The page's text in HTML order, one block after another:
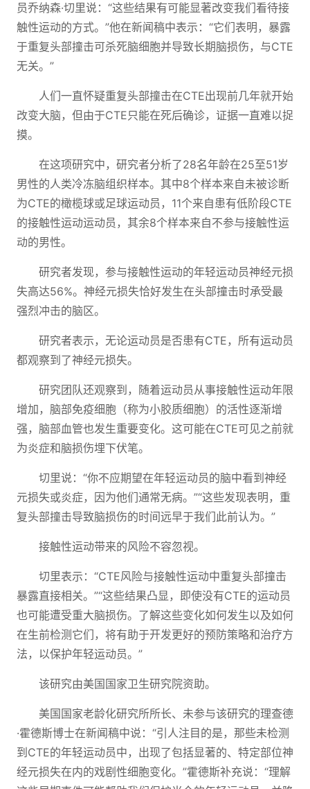
员乔纳森·切里说：“这些结果有可能显著改变我们看待接
触性运动的方式。”他在新闻稿中表示：“它们表明，暴露
于重复头部撞击可杀死脑细胞并导致长期脑损伤，与CTE
无关。”
人们一直怀疑重复头部撞击在CTE出现前几年就开始
改变大脑，但由于CTE只能在死后确诊，证据一直难以捉
摸。
在这项研究中，研究者分析了28名年龄在25至51岁
男性的人类冷冻脑组织样本。其中8个样本来自未被诊断
为CTE的橄榄球或足球运动员，11个来自患有低阶段CTE
的接触性运动运动员，其余8个样本来自不参与接触性运
动的男性。
研究者发现，参与接触性运动的年轻运动员神经元损
失高达56%。神经元损失恰好发生在头部撞击时承受最
强烈冲击的脑区。
研究者表示，无论运动员是否患有CTE，所有运动员
都观察到了神经元损失。
研究团队还观察到，随着运动员从事接触性运动年限
增加，脑部免疫细胞（称为小胶质细胞）的活性逐渐增
强，脑部血管也发生重要变化。这可能在CTE可见之前就
为炎症和脑损伤埋下伏笔。
切里说：“你不应期望在年轻运动员的脑中看到神经
元损失或炎症，因为他们通常无病。”“这些发现表明，重
复头部撞击导致脑损伤的时间远早于我们此前认为。”
接触性运动带来的风险不容忽视。
切里表示：“CTE风险与接触性运动中重复头部撞击
暴露直接相关。”“这些结果凸显，即使没有CTE的运动员
也可能遭受重大脑损伤。了解这些变化如何发生以及如何
在生前检测它们，将有助于开发更好的预防策略和治疗方
法，以保护年轻运动员。”
该研究由美国国家卫生研究院资助。
美国国家老龄化研究所所长、未参与该研究的理查德
·霍德斯博士在新闻稿中说：“引人注目的是，那些未检测
到CTE的年轻运动员中，出现了包括显著的、特定部位神
经元损失在内的戏剧性细胞变化。”霍德斯补充说：“理解